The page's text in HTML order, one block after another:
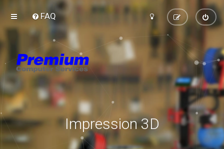
FAQ
Impression 3D